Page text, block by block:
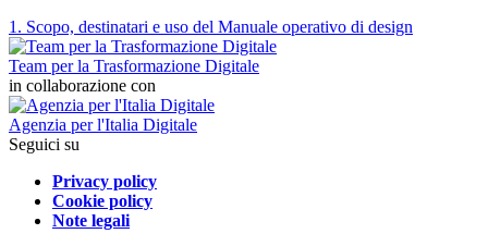
1. Scopo, destinatari e uso del Manuale operativo di design
Team per la Trasformazione Digitale
in collaborazione con
Agenzia per l'Italia Digitale
Seguici su
Privacy policy
Cookie policy
Note legali